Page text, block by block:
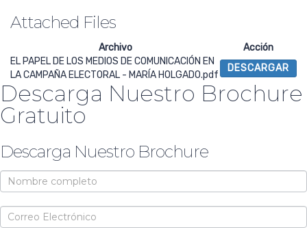
Attached Files
Archivo
Acción
EL PAPEL DE LOS MEDIOS DE COMUNICACIÓN EN
LA CAMPAÑA ELECTORAL - MARÍA HOLGADO.pdf
DESCARGAR
Descarga Nuestro Brochure
Gratuito
Descarga Nuestro Brochure
Brochure